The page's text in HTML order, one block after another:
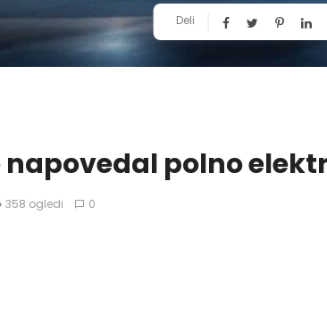
Deli
napovedal polno
358 ogledi 0